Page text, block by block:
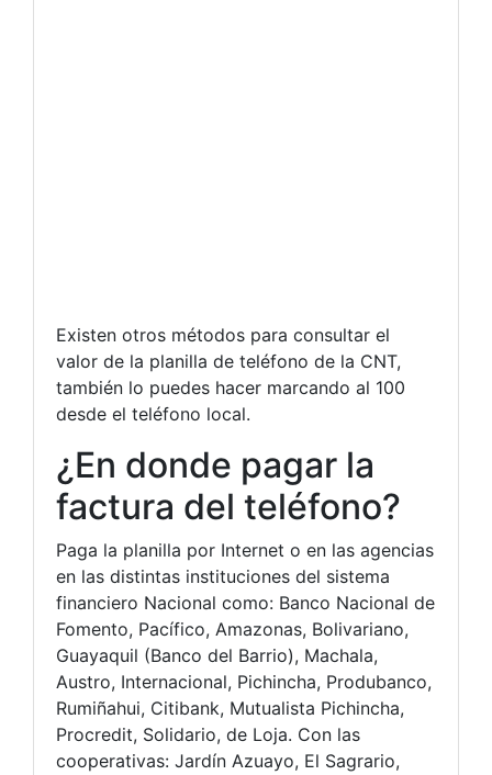
Existen otros métodos para consultar el
valor de la planilla de teléfono de la CNT,
también lo puedes hacer marcando al 100
desde el teléfono local.
¿En donde pagar la
factura del teléfono?
Paga la planilla por Internet o en las agencias
en las distintas instituciones del sistema
financiero Nacional como: Banco Nacional de
Fomento, Pacífico, Amazonas, Bolivariano,
Guayaquil (Banco del Barrio), Machala,
Austro, Internacional, Pichincha, Produbanco,
Rumiñahui, Citibank, Mutualista Pichincha,
Procredit, Solidario, de Loja. Con las
cooperativas: Jardín Azuayo, El Sagrario,